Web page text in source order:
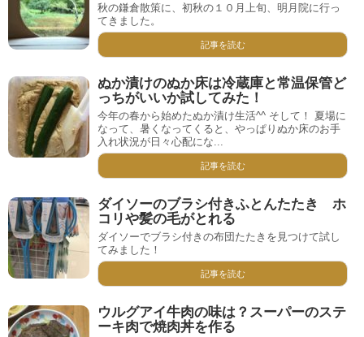
秋の鎌倉散策に、初秋の１０月上旬、明月院に行っ
てきました。
記事を読む
ぬか漬けのぬか床は冷蔵庫と常温保管ど
っちがいいか試してみた！
今年の春から始めたぬか漬け生活^^ そして！ 夏場に
なって、暑くなってくると、やっぱりぬか床のお手
入れ状況が日々心配にな...
記事を読む
ダイソーのブラシ付きふとんたたき ホ
コリや髪の毛がとれる
ダイソーでブラシ付きの布団たたきを見つけて試し
てみました！
記事を読む
ウルグアイ牛肉の味は？スーパーのステ
ーキ肉で焼肉丼を作る